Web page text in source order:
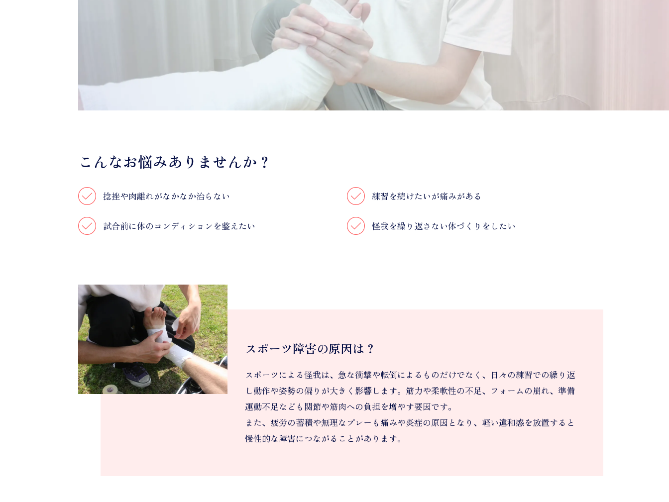
こんなお悩みありませんか？
捻挫や肉離れがなかなか治らない 練習を続けたいが痛みがある
試合前に体のコンディションを整えたい 怪我を繰り返さない体づくりをしたい
スポーツ障害の原因は？
スポーツによる怪我は、急な衝撃や転倒によるものだけでなく、日々の練習での繰り返
し動作や姿勢の偏りが大きく影響します。筋力や柔軟性の不足、フォームの崩れ、準備
運動不足なども関節や筋肉への負担を増やす要因です。
また、疲労の蓄積や無理なプレーも痛みや炎症の原因となり、軽い違和感を放置すると
慢性的な障害につながることがあります。